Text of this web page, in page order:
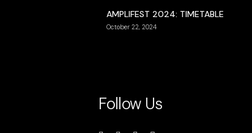
AMPLIFEST 2024: TIMETABLE
October 22, 2024
Follow Us